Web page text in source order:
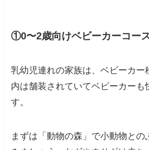
①0〜2歳向けベビーカーコー
乳幼児連れの家族は、ベビーカー
内は舗装されていてベビーカーも
す。
まずは「動物の森」で小動物との